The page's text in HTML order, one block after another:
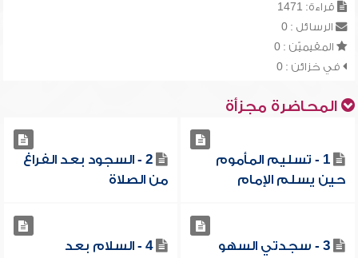
قراءة: 1471
الرسائل : 0
المقيميّن : 0
في خزائن : 0
المحاضرة مجزأة
1 - تسليم المأموم
حين يسلم الإمام
2 - السجود بعد الفراغ
من الصلاة
3 - سجدتي السهو
4 - السلام بعد